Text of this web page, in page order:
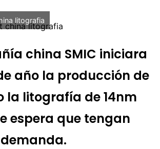
litografia
china SMIC iniciara
año la producción de
la litografía de 14nm
espera que tengan